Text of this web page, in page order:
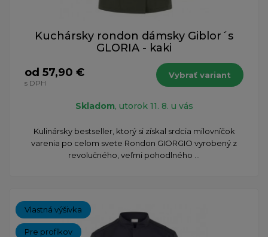
Kuchársky rondon dámsky Giblor´s
GLORIA - kaki
od 57,90 €
s DPH
Vybrať variant
Skladom, utorok 11. 8. u vás
Kulinársky bestseller, ktorý si získal srdcia milovníčok
varenia po celom svete Rondon GIORGIO vyrobený z
revolučného, veľmi pohodlného ...
Vlastná výšivka
Pre profíkov